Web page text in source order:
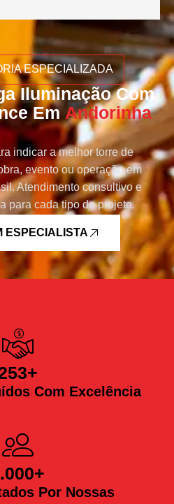
ESPECIALIZADA
Iluminação Com
EmAndorinha
indicar a melhor torre de
evento ou operação em
Atendimento consultivo e
para cada tipo de projeto.
ESPECIALISTA
Com Excelência
+
Por Nossas
+